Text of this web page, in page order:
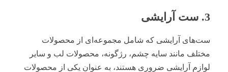
3. ست آرایشی
ست‌های آرایشی که شامل مجموعه‌ای از محصولات
مختلف مانند سایه چشم، رژگونه، محصولات لب و سایر
لوازم آرایشی ضروری هستند، به عنوان یکی از محصولات